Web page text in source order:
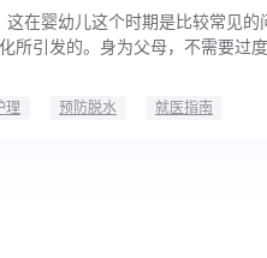
在婴幼儿这个时期是比较常见
所引发的。身为父母，不需要过
理 预防脱水 就医指南